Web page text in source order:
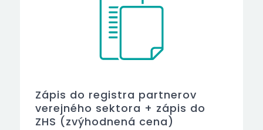
Zápis do registra partnerov
verejného sektora + zápis do
ZHS (zvýhodnená cena)